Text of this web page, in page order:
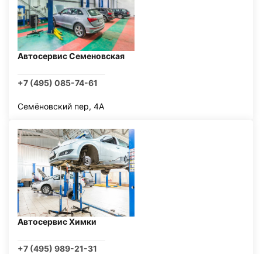
Автосервис Семеновская
+7 (495) 085-74-61
Семёновский пер, 4А
Автосервис Химки
+7 (495) 989-21-31